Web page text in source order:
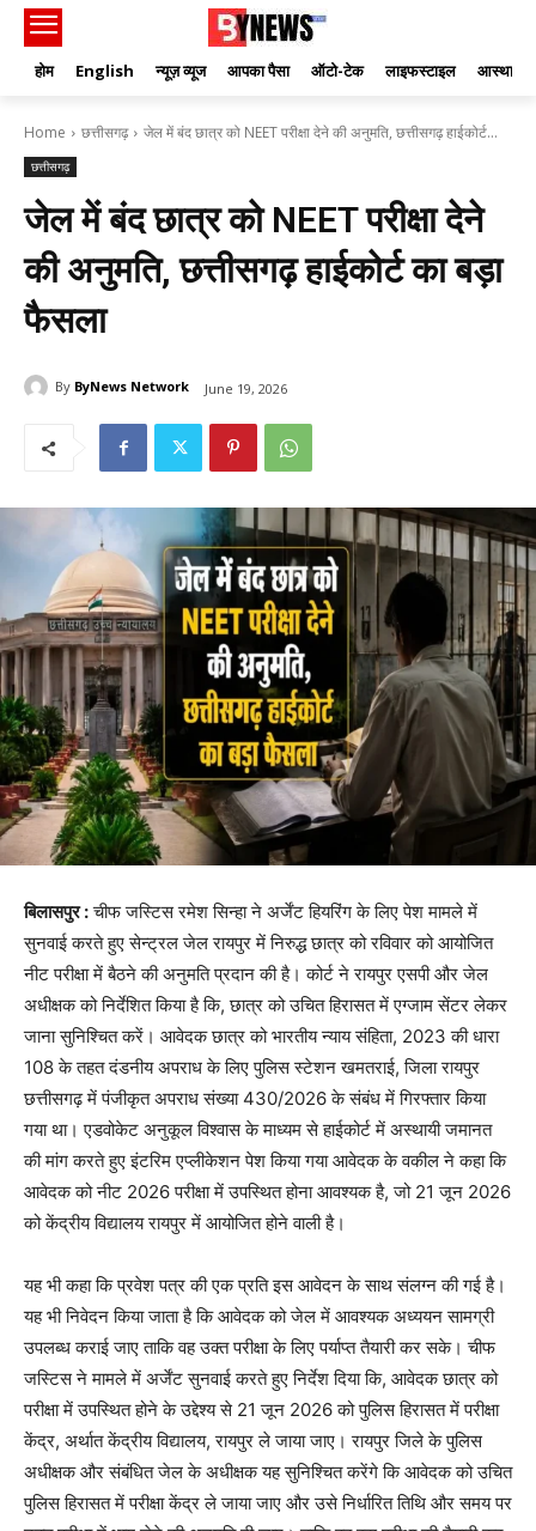
होम English न्यूज़ व्यूज आपका पैसा ऑटो-टेक लाइफस्टाइल आस्था
Home छत्तीसगढ़ जेल में बंद छात्र को NEET परीक्षा देने की अनुमति, छत्तीसगढ़ हाईकोर्ट...
छत्तीसगढ़
जेल में बंद छात्र को NEET परीक्षा देने
की अनुमति, छत्तीसगढ़ हाईकोर्ट का बड़ा
फैसला
By ByNews Network June 19, 2026
बिलासपुर :चीफ जस्टिस रमेश सिन्हा ने अर्जेंट हियरिंग के लिए पेश मामले में
सुनवाई करते हुए सेन्ट्रल जेल रायपुर में निरुद्ध छात्र को रविवार को आयोजित
नीट परीक्षा में बैठने की अनुमति प्रदान की है। कोर्ट ने रायपुर एसपी और जेल
अधीक्षक को निर्देशित किया है कि, छात्र को उचित हिरासत में एग्जाम सेंटर लेकर
जाना सुनिश्चित करें। आवेदक छात्र को भारतीय न्याय संहिता, 2023 की धारा
108 के तहत दंडनीय अपराध के लिए पुलिस स्टेशन खमतराई, जिला रायपुर
छत्तीसगढ़ में पंजीकृत अपराध संख्या 430/2026 के संबंध में गिरफ्तार किया
गया था। एडवोकेट अनुकूल विश्वास के माध्यम से हाईकोर्ट में अस्थायी जमानत
की मांग करते हुए इंटरिम एप्लीकेशन पेश किया गया आवेदक के वकील ने कहा कि
आवेदक को नीट 2026 परीक्षा में उपस्थित होना आवश्यक है, जो 21 जून 2026
को केंद्रीय विद्यालय रायपुर में आयोजित होने वाली है।
यह भी कहा कि प्रवेश पत्र की एक प्रति इस आवेदन के साथ संलग्न की गई है।
यह भी निवेदन किया जाता है कि आवेदक को जेल में आवश्यक अध्ययन सामग्री
उपलब्ध कराई जाए ताकि वह उक्त परीक्षा के लिए पर्याप्त तैयारी कर सके। चीफ
जस्टिस ने मामले में अर्जेंट सुनवाई करते हुए निर्देश दिया कि, आवेदक छात्र को
परीक्षा में उपस्थित होने के उद्देश्य से 21 जून 2026 को पुलिस हिरासत में परीक्षा
केंद्र, अर्थात केंद्रीय विद्यालय, रायपुर ले जाया जाए। रायपुर जिले के पुलिस
अधीक्षक और संबंधित जेल के अधीक्षक यह सुनिश्चित करेंगे कि आवेदक को उचित
पुलिस हिरासत में परीक्षा केंद्र ले जाया जाए और उसे निर्धारित तिथि और समय पर